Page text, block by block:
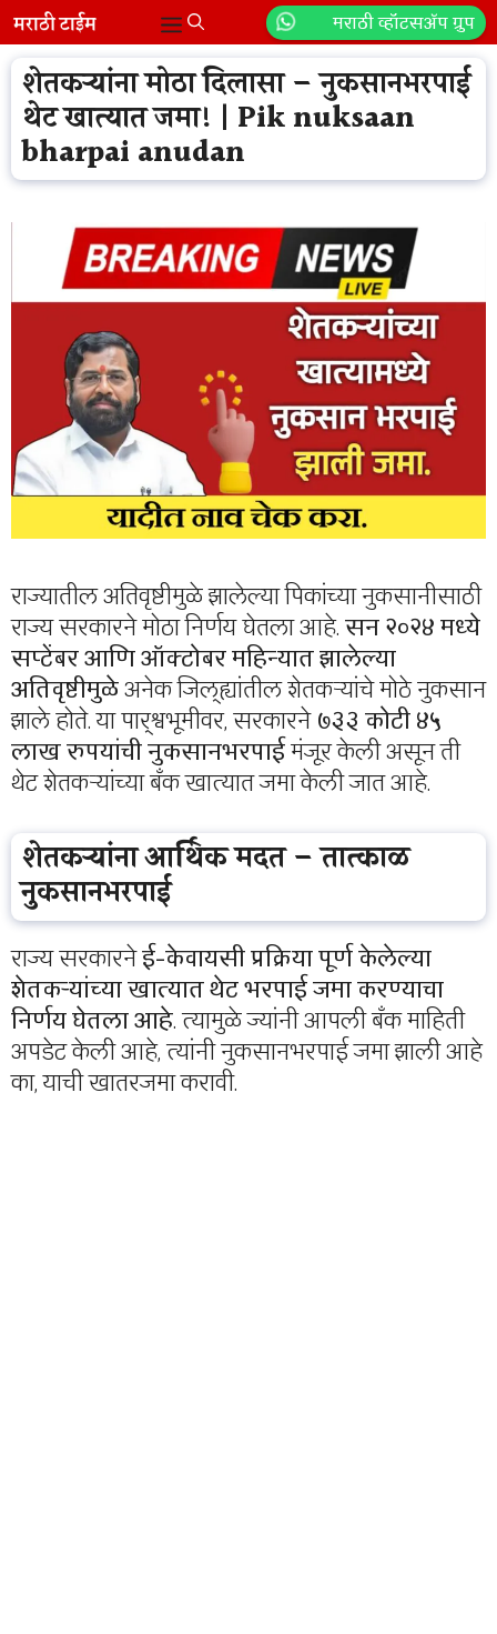
Skip
to
content
मराठी व्हॉटसॲप ग्रुप
Menu
शेतकऱ्यांना मोठा दिलासा – नुकसानभरपाई
थेट खात्यात जमा! | Pik nuksaan
bharpai anudan
राज्यातील अतिवृष्टीमुळे झालेल्या पिकांच्या नुकसानीसाठी
राज्य सरकारने मोठा निर्णय घेतला आहे.सन २०२४ मध्ये
सप्टेंबर आणि ऑक्टोबर महिन्यात झालेल्या
अतिवृष्टीमुळेअनेक जिल्ह्यांतील शेतकऱ्यांचे मोठे नुकसान
झाले होते. या पार्श्वभूमीवर, सरकारने७३३ कोटी ४५
लाख रुपयांची नुकसानभरपाईमंजूर केली असून ती
थेट शेतकऱ्यांच्या बँक खात्यात जमा केली जात आहे.
शेतकऱ्यांना आर्थिक मदत – तात्काळ
नुकसानभरपाई
राज्य सरकारनेई-केवायसी प्रक्रिया पूर्ण केलेल्या
शेतकऱ्यांच्या खात्यात थेट भरपाई जमा करण्याचा
निर्णय घेतला आहे. त्यामुळे ज्यांनी आपली बँक माहिती
अपडेट केली आहे, त्यांनी नुकसानभरपाई जमा झाली आहे
का, याची खातरजमा करावी.